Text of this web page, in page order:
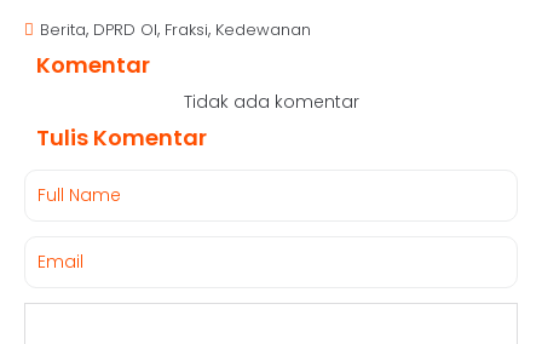
Berita, DPRD OI, Fraksi, Kedewanan
Komentar
Tidak ada komentar
Tulis Komentar